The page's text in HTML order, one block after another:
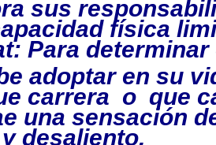
sus
física
Para
adoptar en su
carrera o que
una sensación
desaliento.